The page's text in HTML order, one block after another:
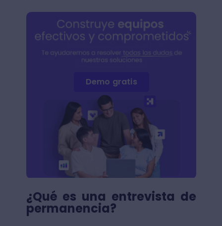
Demo gratis
¿Qué es una entrevista de
permanencia?